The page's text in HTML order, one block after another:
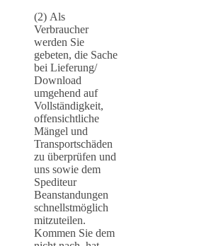
(2) Als
Verbraucher
werden Sie
gebeten, die Sache
bei Lieferung/
Download
umgehend auf
Vollständigkeit,
offensichtliche
Mängel und
Transportschäden
zu überprüfen und
uns sowie dem
Spediteur
Beanstandungen
schnellstmöglich
mitzuteilen.
Kommen Sie dem